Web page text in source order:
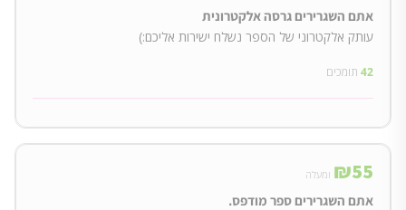
אתם השגרירים גרסה אלקטרונית
עותק אלקטרוני של הספר נשלח ישירות אליכם:)
42 תומכים
₪55 ומעלה
אתם השגרירים ספר מודפס.